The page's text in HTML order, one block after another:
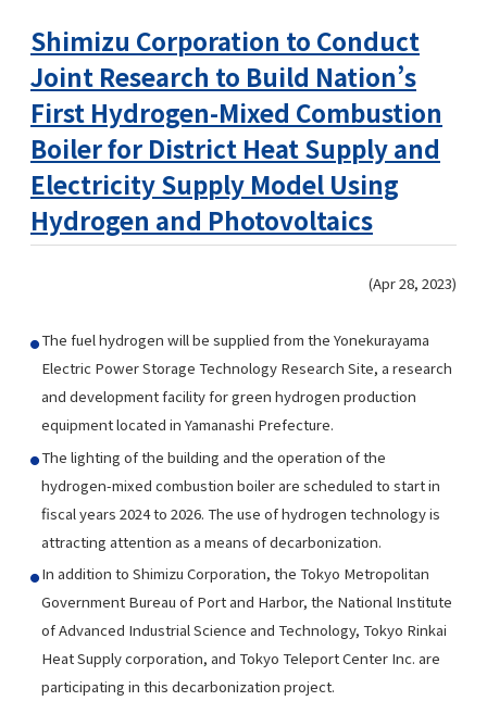
Shimizu Corporation to Conduct
Joint Research to Build Nation’s
First Hydrogen-Mixed Combustion
Boiler for District Heat Supply and
Electricity Supply Model Using
Hydrogen and Photovoltaics
(Apr 28, 2023)
The fuel hydrogen will be supplied from the Yonekurayama
Electric Power Storage Technology Research Site, a research
and development facility for green hydrogen production
equipment located in Yamanashi Prefecture.
The lighting of the building and the operation of the
hydrogen-mixed combustion boiler are scheduled to start in
fiscal years 2024 to 2026. The use of hydrogen technology is
attracting attention as a means of decarbonization.
In addition to Shimizu Corporation, the Tokyo Metropolitan
Government Bureau of Port and Harbor, the National Institute
of Advanced Industrial Science and Technology, Tokyo Rinkai
Heat Supply corporation, and Tokyo Teleport Center Inc. are
participating in this decarbonization project.